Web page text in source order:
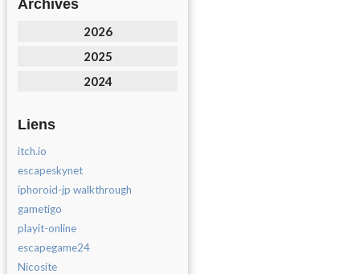
Archives
2026
2025
2024
Liens
itch.io
escapeskynet
iphoroid-jp walkthrough
gametigo
playit-online
escapegame24
Nicosite